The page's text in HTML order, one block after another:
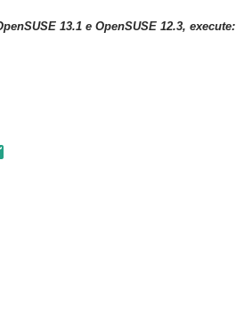
13.1 e OpenSUSE 12.3, execute: